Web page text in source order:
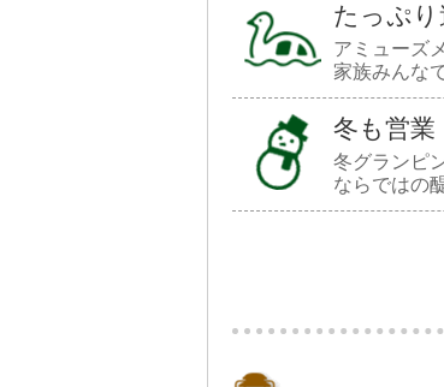
たっぷり
アミューズ
家族みんな
冬も営業
冬グランピ
ならではの